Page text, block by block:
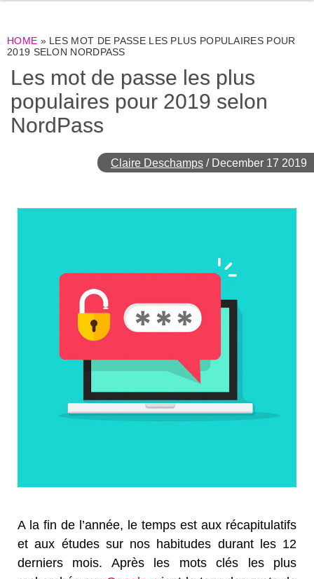
HOME » LES MOT DE PASSE LES PLUS POPULAIRES POUR
2019 SELON NORDPASS
Les mot de passe les plus
populaires pour 2019 selon
NordPass
Claire Deschamps / December 17 2019
A la fin de l’année, le temps est aux récapitulatifs
et aux études sur nos habitudes durant les 12
derniers mois. Après les mots clés les plus